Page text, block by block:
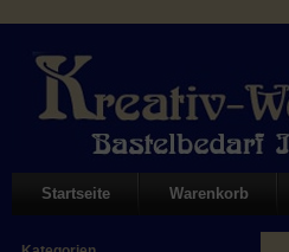
Startseite Warenkorb